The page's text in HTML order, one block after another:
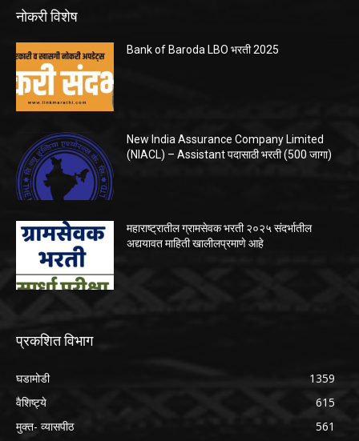
नोकरी विशेष
Bank of Baroda LBO भरती 2025
New India Assurance Company Limited
(NIACL) – Assistant पदासाठी भरती (500 जागा)
महाराष्ट्रातील ग्रामसेवक भरती २०२५ संदर्भातील
अद्ययावत माहिती खालीलप्रमाणे आहे
प्रकशित विभाग
घडामोडी
1359
वैशिष्ट्ये
615
मुक्त- व्यासपीठ
561